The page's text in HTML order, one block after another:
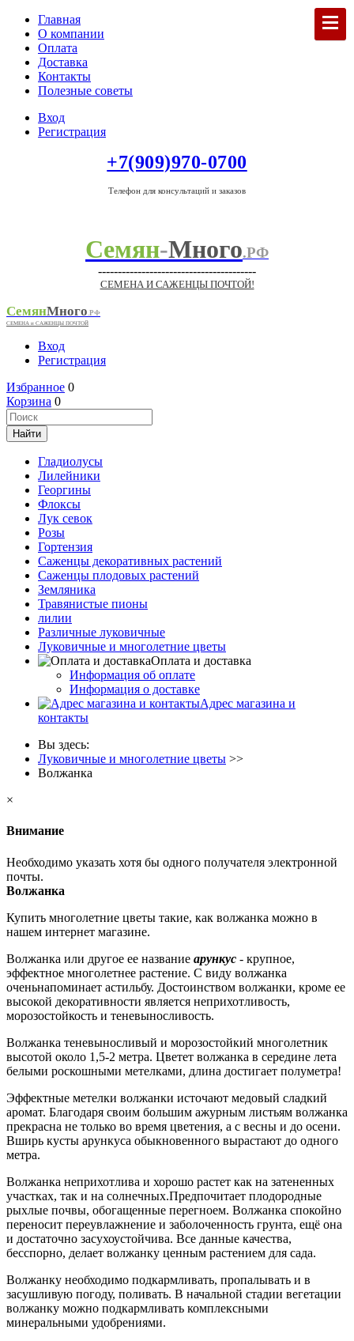
Главная
О компании
Оплата
Доставка
Контакты
Полезные советы
Вход
Регистрация
+7(909)970-0700
Телефон для консультаций и заказов
Семян-Много.РФ
----------------------------------------
СЕМЕНА И САЖЕНЦЫ ПОЧТОЙ!
СемянМного.РФ
СЕМЕНА и САЖЕНЦЫ ПОЧТОЙ
Вход
Регистрация
Избранное 0
Корзина 0
Гладиолусы
Лилейники
Георгины
Флоксы
Лук севок
Розы
Гортензия
Саженцы декоративных растений
Саженцы плодовых растений
Земляника
Травянистые пионы
лилии
Различные луковичные
Луковичные и многолетние цветы
Оплата и доставка
Информация об оплате
Информация о доставке
Адрес магазина и
контакты
Вы здесь:
Луковичные и многолетние цветы >>
Волжанка
×
Внимание
Необходимо указать хотя бы одного получателя электронной
почты.
Волжанка
Купить многолетние цветы такие, как волжанка можно в
нашем интернет магазине.
Волжанка или другое ее название арункус - крупное,
эффектное многолетнее растение. С виду волжанка
оченьнапоминает астильбу. Достоинством волжанки, кроме ее
высокой декоративности является неприхотливость,
морозостойкость и теневыносливость.
Волжанка теневыносливый и морозостойкий многолетник
высотой около 1,5-2 метра. Цветет волжанка в середине лета
белыми роскошными метелками, длина достигает полуметра!
Эффектные метелки волжанки источают медовый сладкий
аромат. Благодаря своим большим ажурным листьям волжанка
прекрасна не только во время цветения, а с весны и до осени.
Вширь кусты арункуса обыкновенного вырастают до одного
метра.
Волжанка неприхотлива и хорошо растет как на затененных
участках, так и на солнечных.Предпочитает плодородные
рыхлые почвы, обогащенные перегноем. Волжанка спокойно
переносит переувлажнение и заболоченность грунта, ещё она
и достаточно засухоустойчива. Все данные качества,
бесспорно, делает волжанку ценным растением для сада.
Волжанку необходимо подкармливать, пропалывать и в
засушливую погоду, поливать. В начальной стадии вегетации
волжанку можно подкармливать комплексными
минеральными удобрениями.